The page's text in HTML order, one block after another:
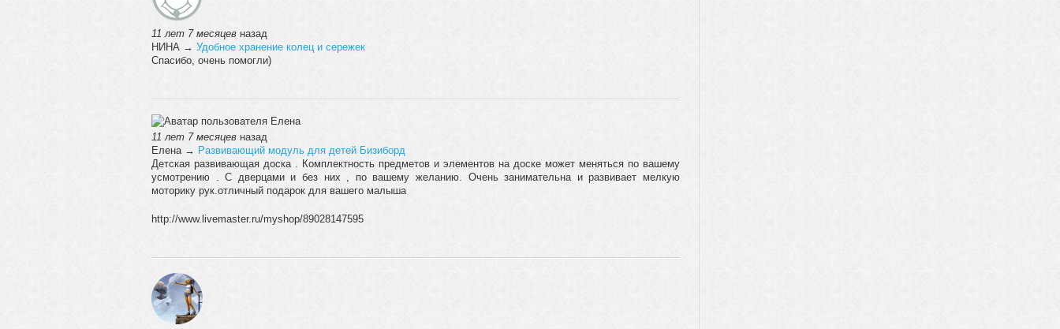
11 лет 7 месяцев назад
НИНА → Удобное хранение колец и сережек
Спасибо, очень помогли)
11 лет 7 месяцев назад
Елена → Развивающий модуль для детей Бизиборд
Детская развивающая доска . Комплектность предметов и элементов на доске может меняться по вашему
усмотрению . С дверцами и без них , по вашему желанию. Очень занимательна и развивает мелкую
моторику рук.отличный подарок для вашего малыша
http://www.livemaster.ru/myshop/89028147595